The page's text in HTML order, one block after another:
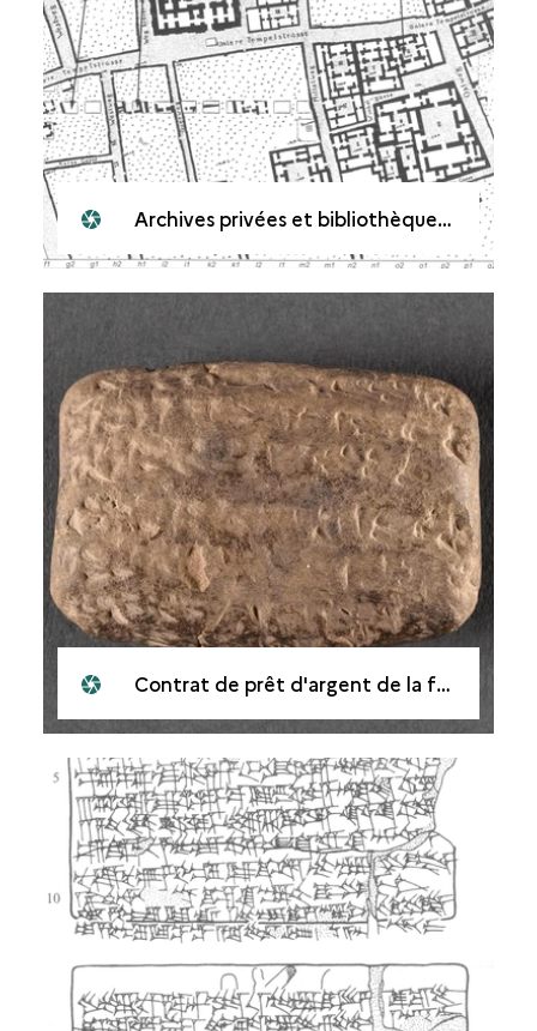
Archives privées et bibliothèques à Babylone
Contrat de prêt d'argent de la famille Egibi